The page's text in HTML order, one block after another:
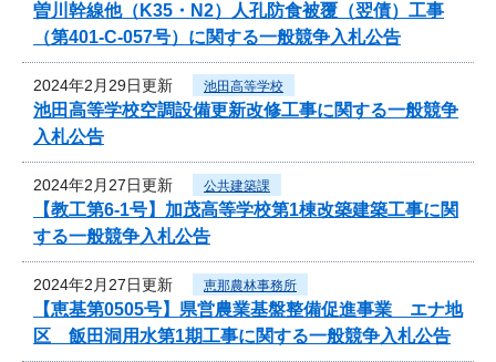
曽川幹線他（K35・N2）人孔防食被覆（翌債）工事
（第401-C-057号）に関する一般競争入札公告
2024年2月29日更新 池田高等学校
池田高等学校空調設備更新改修工事に関する一般競争
入札公告
2024年2月27日更新 公共建築課
【教工第6-1号】加茂高等学校第1棟改築建築工事に関
する一般競争入札公告
2024年2月27日更新 恵那農林事務所
【恵基第0505号】県営農業基盤整備促進事業 エナ地
区 飯田洞用水第1期工事に関する一般競争入札公告